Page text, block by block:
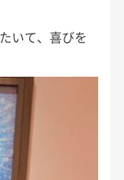
いて、喜びを